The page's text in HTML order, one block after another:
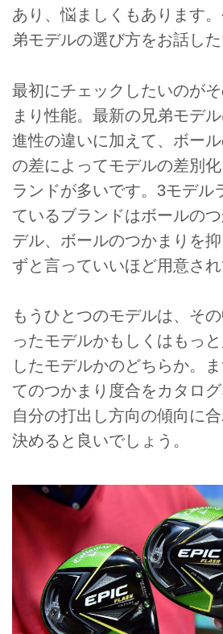
あり、悩ましくもあります
弟モデルの選び方をお話した
最初にチェックしたいのが
まり性能。最新の兄弟モデ
進性の違いに加えて、ボー
の差によってモデルの差別
ランドが多いです。3モデル
ているブランドはボールの
デル、ボールのつかまりを
ずと言っていいほど用意され
もうひとつのモデルは、そ
ったモデルかもしくはもっ
したモデルかのどちらか。
てのつかまり度合をカタログ
自分の打出し方向の傾向に
決めると良いでしょう。